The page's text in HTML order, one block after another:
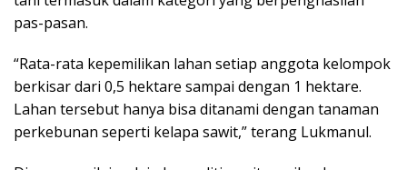
pas-pasan.
“Rata-rata kepemilikan lahan setiap anggota kelompok
berkisar dari 0,5 hektare sampai dengan 1 hektare.
Lahan tersebut hanya bisa ditanami dengan tanaman
perkebunan seperti kelapa sawit,” terang Lukmanul.